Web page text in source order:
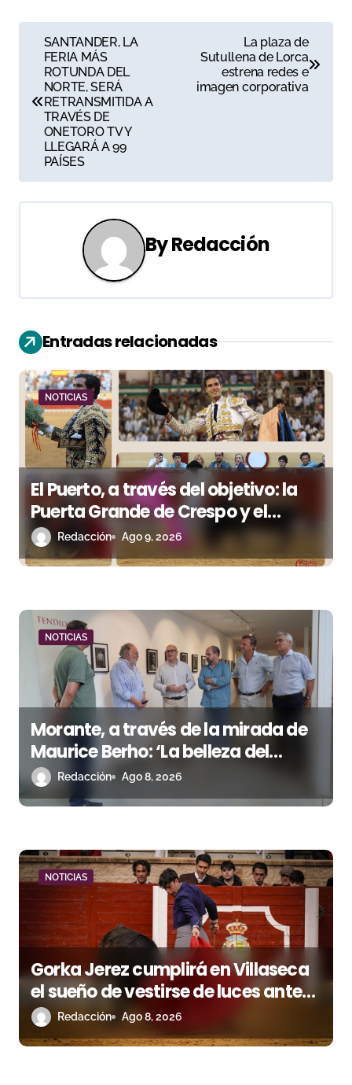
v
a
ó
n
d
e
e
n
t
r
a
a
SANTANDER, LA
FERIA MÁS
ROTUNDA DEL
NORTE, SERÁ
RETRANSMITIDA A
TRAVÉS DE
ONETORO TV Y
LLEGARÁ A 99
PAÍSES
La plaza de
Sutullena de Lorca
estrena redes e
imagen corporativa
ByRedacción
Entradas relacionadas
NOTICIAS
El Puerto, a través del objetivo: la
Puerta Grande de Crespo y el
aroma de Morante
Redacción Ago 9, 2026
NOTICIAS
Morante, a través de la mirada de
Maurice Berho: ‘La belleza del
misterio’ llega a La Malagueta
Redacción Ago 8, 2026
NOTICIAS
Gorka Jerez cumplirá en Villaseca
el sueño de vestirse de luces ante
los suyos
Redacción Ago 8, 2026